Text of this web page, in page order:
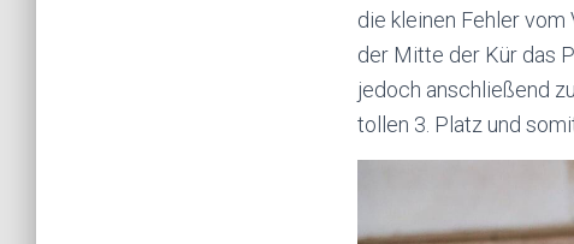
die kleinen Fehler
der Mitte der Kür das
jedoch anschließend
tollen 3. Platz und